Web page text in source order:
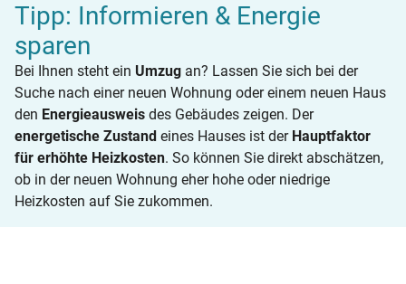
Tipp: Informieren & Energie
sparen
Bei Ihnen steht ein Umzug an? Lassen Sie sich bei der
Suche nach einer neuen Wohnung oder einem neuen Haus
den Energieausweis des Gebäudes zeigen. Der
energetische Zustand eines Hauses ist der Hauptfaktor
für erhöhte Heizkosten. So können Sie direkt abschätzen,
ob in der neuen Wohnung eher hohe oder niedrige
Heizkosten auf Sie zukommen.